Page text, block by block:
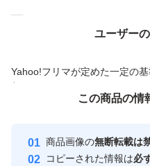
ユーザー
Yahoo!フリマが定めた一定の
付与しています
安心取引出品者
価格の相談
この商品の情
商品画像の無断転載は
コピーされた情報は必
この商品をみている人にオ